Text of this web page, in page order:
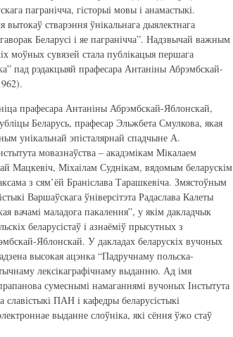
пагранічча, гісторыі мовы і анамастыкі.
стварэння ўнікальнага дыялектнага
Беларусі і яе пагранічча”. Надзвычай важным
моўных сувязей стала публікацыя першага
пад рэдакцыяй прафесара Антаніны Абрэмбскай-
прафесара Антаніны Абрэмбскай-Яблонскай,
Беларусь, прафесар Эльжбета Смулкова, якая
унікальнай эпісталярнай спадчыне А.
мовазнаўства – акадэмікам Мікалаем
Мацкевіч, Міхаілам Суднікам, вядомым беларускім
з сям’ёй Браніслава Тарашкевіча. Змястоўным
Варшаўскага ўніверсітэта Радаслава Калеты
вачамі маладога пакалення”, у якім дакладчык
беларусістаў і азнаёміў прысутных з
Яблонскай. У дакладах беларускіх вучоных
высокая ацэнка “Падручнаму польска-
лексікаграфічнаму выданню. Ад імя
сумеснымі намаганнямі вучоных Інстытута
славістыкі ПАН і кафедры беларусістыкі
выданне слоўніка, які сёння ўжо стаў